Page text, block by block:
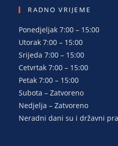
RADNO VRIJEME
Ponedjeljak 7:00 – 15:00
Utorak 7:00 – 15:00
Srijeda 7:00 – 15:00
Cetvrtak 7:00 – 15:00
Petak 7:00 – 15:00
Subota – Zatvoreno
Nedjelja – Zatvoreno
Neradni dani su i državni